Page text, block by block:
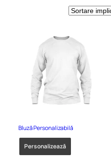
Bluză Personalizabilă
Personalizează